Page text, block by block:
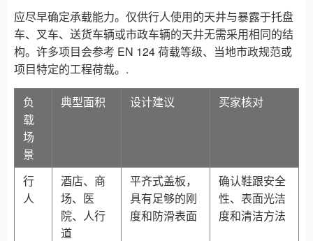
应尽早确定承载能力。仅供行人使用的天井与暴露于托盘
车、叉车、送货车辆或市政车辆的天井无需采用相同的结
构。许多项目会参考 EN 124 荷载等级、当地市政规范或
项目特定的工程荷载。.
负
载
场
景
典型面积 设计建议 买家核对
行
人
酒店、商
场、医
院、人行
道
平齐式盖板，
具有足够的刚
度和防滑表面
确认鞋跟安全
性、表面光洁
度和清洁方法